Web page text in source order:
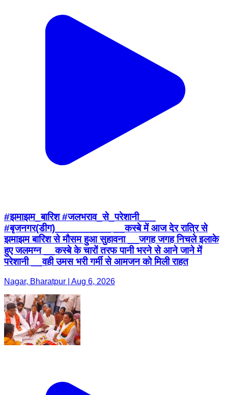
#झमाझम_बारिश #जलभराव_से_परेशानी___
#बृजनगर(डीग)__________ __कस्बे में आज देर रात्रि से
झमाझम बारिश से मौसम हुआ सुहावना __जगह जगह निचले इलाके
हुए जलमग्न __कस्बे के चारों तरफ पानी भरने से आने जाने में
परेशानी __वही उमस भरी गर्मी से आमजन को मिली राहत
Nagar, Bharatpur | Aug 6, 2026